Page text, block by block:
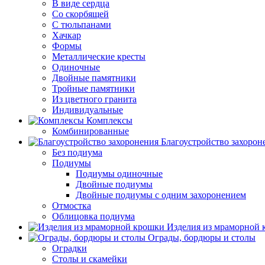
В виде сердца
Со скорбящей
С тюльпанами
Хачкар
Формы
Металлические кресты
Одиночные
Двойные памятники
Тройные памятники
Из цветного гранита
Индивидуальные
Комплексы
Комбинированные
Благоустройство
Без подиума
Подиумы
Подиумы одиночные
Двойные подиумы
Двойные подиумы с одним захоронением
Отмостка
Облицовка подиума
Изделия из мраморной
Ограды, бордюры и столы
Оградки
Столы и скамейки